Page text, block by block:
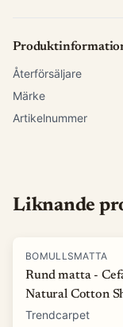
Återförsäljare
Märke
Artikelnummer
Liknande
BOMULLSMATTA
Rund matta -
Natural Cotton
(multi) (Storlek: Ø
Trendcarpet